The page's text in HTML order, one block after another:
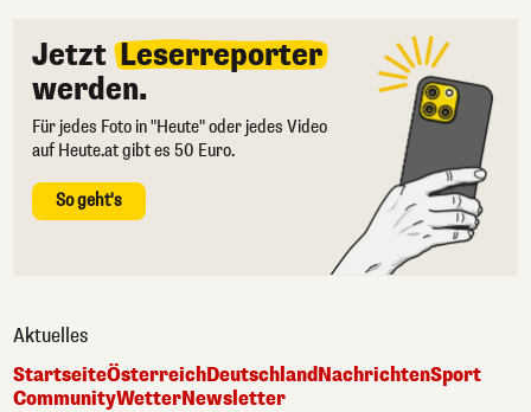
Jetzt Leserreporter
werden.
Für jedes Foto in "Heute" oder jedes Video
auf Heute.at gibt es 50 Euro.
So geht's
Aktuelles
StartseiteÖsterreichDeutschlandNachrichtenSport
CommunityWetterNewsletter